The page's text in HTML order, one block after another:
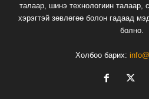
талаар, шинэ технологиин талаар,
хэрэгтэй зөвлөгөө болон гадаад
болно.
Холбоо барих: